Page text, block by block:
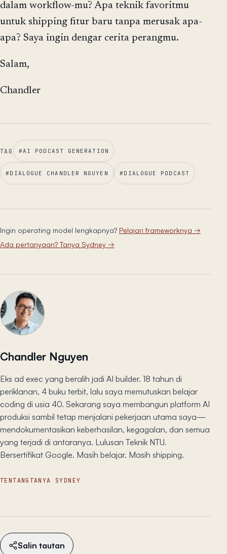
dalam workflow-mu? Apa teknik favoritmu
untuk shipping fitur baru tanpa merusak apa-
apa? Saya ingin dengar cerita perangmu.
Salam,
Chandler
TAG #AI PODCAST GENERATION
#DIALOGUE CHANDLER NGUYEN #DIALOGUE PODCAST
Ingin operating model lengkapnya? Pelajari frameworknya →
Ada pertanyaan? Tanya Sydney →
Chandler Nguyen
Eks ad exec yang beralih jadi AI builder. 18 tahun di
periklanan, 4 buku terbit, lalu saya memutuskan belajar
coding di usia 40. Sekarang saya membangun platform AI
produksi sambil tetap menjalani pekerjaan utama saya—
mendokumentasikan keberhasilan, kegagalan, dan semua
yang terjadi di antaranya. Lulusan Teknik NTU.
Bersertifikat Google. Masih belajar. Masih shipping.
TENTANG TANYA SYDNEY
Salin tautan